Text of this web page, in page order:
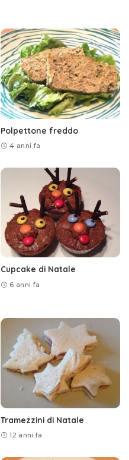
Polpettone freddo
4 anni fa
Cupcake di Natale
6 anni fa
Tramezzini di Natale
12 anni fa